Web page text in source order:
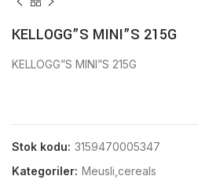
KELLOGG”S MINI”S 215G
KELLOGG”S MINI”S 215G
Stok kodu: 3159470005347
Kategoriler: Meusli,cereals